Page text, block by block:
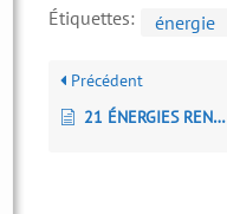
Étiquettes: énergie
Précédent
21 ÉNERGIES RENOUVELABLES INSOLITES POUR LE 21e SIÈCLE